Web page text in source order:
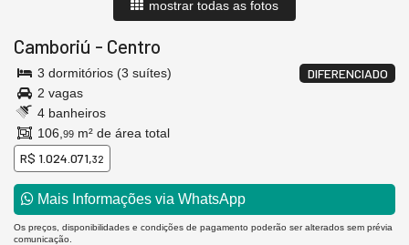
mostrar todas as fotos
Camboriú - Centro
DIFERENCIADO
3 dormitórios (3 suítes)
2 vagas
4 banheiros
106, 99 m² de área total
R$ 1.024.071,32
Mais Informações via WhatsApp
Os preços, disponibilidades e condições de pagamento poderão ser alterados sem prévia
comunicação.